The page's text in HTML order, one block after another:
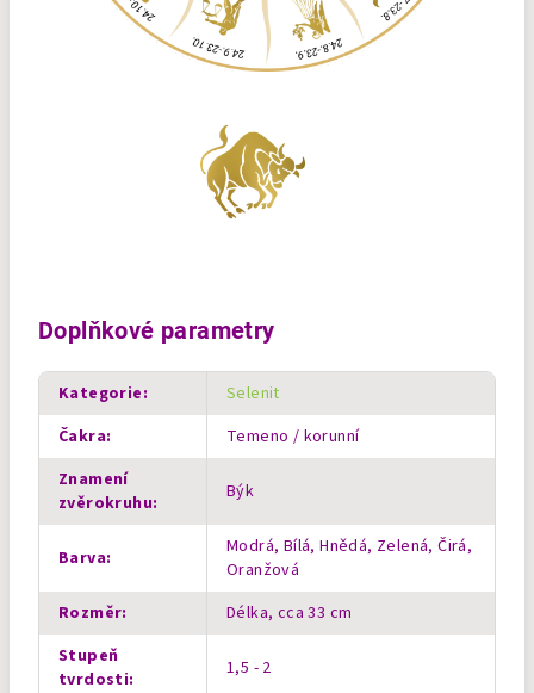
Doplňkové parametry
Kategorie:
Selenit
Čakra:
Temeno / korunní
Znamení
zvěrokruhu: Býk
Barva:
Modrá, Bílá, Hnědá, Zelená, Čirá,
Oranžová
Rozměr:
Délka, cca 33 cm
Stupeň
tvrdosti: 1,5 - 2